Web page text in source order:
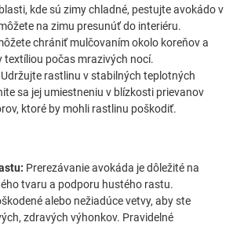
kde sú zimy chladné, pestujte avokádo v
na zimu presunúť do interiéru.
chrániť mulčovaním okolo koreňov a
textíliou počas mrazivých nocí.
Udržujte rastlinu v stabilných teplotných
sa jej umiestneniu v blízkosti prievanov
ktoré by mohli rastlinu poškodiť.
Prerezávanie avokáda je dôležité na
tvaru a podporu hustého rastu.
alebo nežiadúce vetvy, aby ste
zdravých výhonkov. Pravidelné